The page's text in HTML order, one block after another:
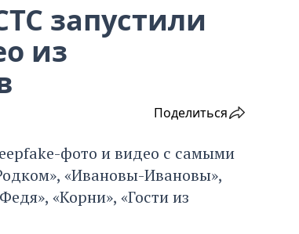
запустили
из
Поделиться
фото и видео с самыми
«Ивановы-Ивановы»,
«Корни», «Гости из